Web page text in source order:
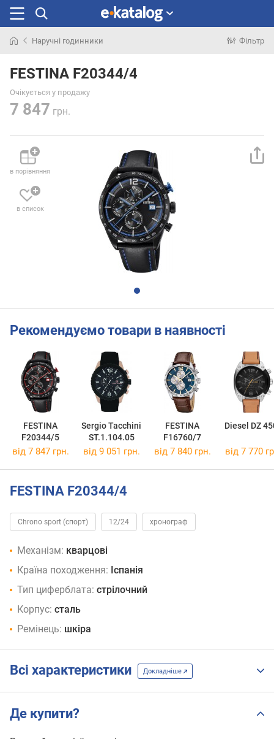
раніше
Наручні годинники Фільтр
FESTINA F20344/4
Очікується у продажу
7 847 грн.
в порівняння
в список
Рекомендуємо товари в наявності
FESTINA
F20344/5
Sergio Tacchini
ST.1.104.05
FESTINA
F16760/7
Diesel DZ
від 7 847 грн. від 9 051 грн. від 7 840 грн. від 7 770
FESTINA F20344/4
Chrono sport (спорт) 12/24 хронограф
Механізм: кварцові
Країна походження: Іспанія
Тип циферблата: стрілочний
Корпус: сталь
Ремінець: шкіра
Всі характеристики Докладніше
Де купити?